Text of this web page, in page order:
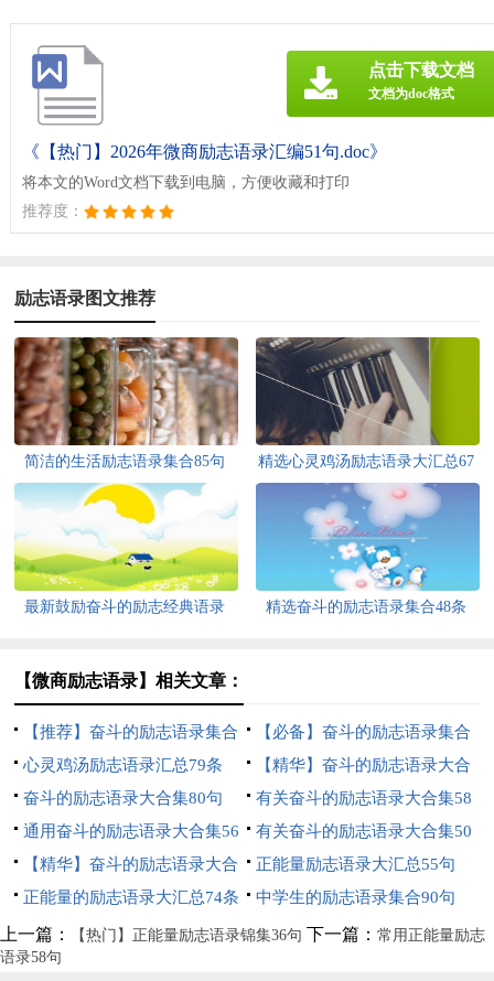
《【热门】2026年微商励志语录汇编51句.doc》
将本文的Word文档下载到电脑，方便收藏和打印
推荐度：
点击下载文档
文档为doc格式
励志语录图文推荐
简洁的生活励志语录集合85句
精选心灵鸡汤励志语录大汇总67
条
最新鼓励奋斗的励志经典语录 精选奋斗的励志语录集合48条
【微商励志语录】相关文章：
【推荐】奋斗的励志语录集合
56条
【必备】奋斗的励志语录集合
39句
心灵鸡汤励志语录汇总79条
【精华】奋斗的励志语录大合
集88条
奋斗的励志语录大合集80句
有关奋斗的励志语录大合集58
句
通用奋斗的励志语录大合集56
条
有关奋斗的励志语录大合集50
句
【精华】奋斗的励志语录大合
集100句
正能量励志语录大汇总55句
正能量的励志语录大汇总74条
中学生的励志语录集合90句
上一篇： 【热门】正能量励志语录锦集36句 下一篇： 常用正能量励志
语录58句